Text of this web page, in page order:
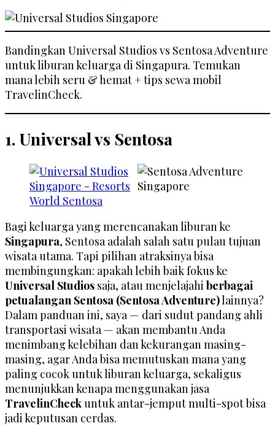
Bandingkan Universal Studios vs Sentosa Adventure
untuk liburan keluarga di Singapura. Temukan
mana lebih seru & hemat + tips sewa mobil
TravelinCheck.
1. Universal vs Sentosa
Bagi keluarga yang merencanakan liburan ke
Singapura, Sentosa adalah salah satu pulau tujuan
wisata utama. Tapi pilihan atraksinya bisa
membingungkan: apakah lebih baik fokus ke
Universal Studios saja, atau menjelajahi berbagai
petualangan Sentosa (Sentosa Adventure)lainnya?
Dalam panduan ini, saya — dari sudut pandang ahli
transportasi wisata — akan membantu Anda
menimbang kelebihan dan kekurangan masing-
masing, agar Anda bisa memutuskan mana yang
paling cocok untuk liburan keluarga, sekaligus
menunjukkan kenapa menggunakan jasa
TravelinCheckuntuk antar-jemput multi-spot bisa
jadi keputusan cerdas.